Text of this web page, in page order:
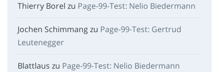
Thierry Borel zu Page-99-Test: Nelio Biedermann
Jochen Schimmangzu Page-99-Test: Gertrud
Leutenegger
Blattlaus zu Page-99-Test: Nelio Biedermann